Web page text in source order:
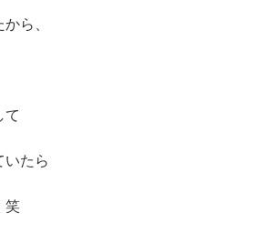
ら、
て
いたら
笑